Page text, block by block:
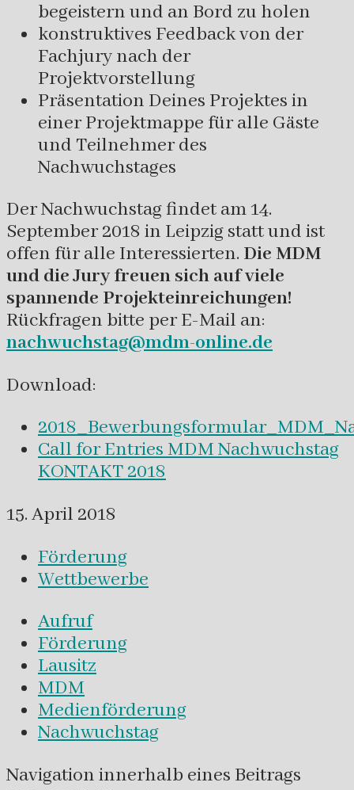
begeistern und an Bord zu holen
konstruktives Feedback von der
Fachjury nach der
Projektvorstellung
Präsentation Deines Projektes in
einer Projektmappe für alle Gäste
und Teilnehmer des
Nachwuchstages
Der Nachwuchstag findet am 14.
September 2018 in Leipzig statt und ist
offen für alle Interessierten. Die MDM
und die Jury freuen sich auf viele
spannende Projekteinreichungen!
Rückfragen bitte per E-Mail an:
nachwuchstag@mdm-online.de
Download:
Call for Entries MDM Nachwuchstag
KONTAKT 2018
15. April 2018
Förderung
Wettbewerbe
Aufruf
Förderung
Lausitz
MDM
Medienförderung
Nachwuchstag
Navigation innerhalb eines Beitrags